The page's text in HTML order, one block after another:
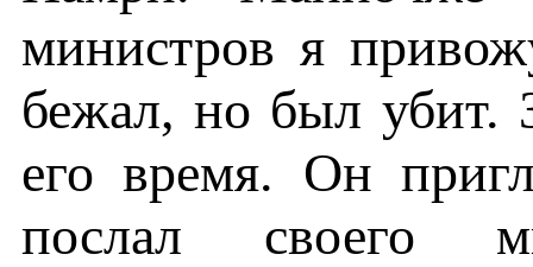
министров я
бежал, но был убит.
его время. Он
послал своего